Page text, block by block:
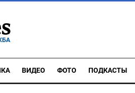
ВИДЕО ФОТО ПОДКАСТЫ